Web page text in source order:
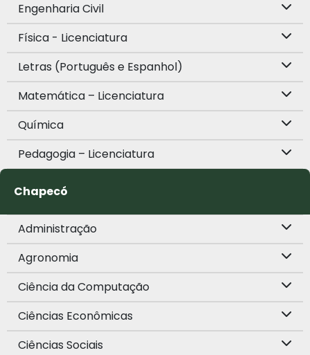
Engenharia Civil
Física - Licenciatura
Letras (Português e Espanhol)
Matemática – Licenciatura
Química
Pedagogia – Licenciatura
Chapecó
Administração
Agronomia
Ciência da Computação
Ciências Econômicas
Ciências Sociais